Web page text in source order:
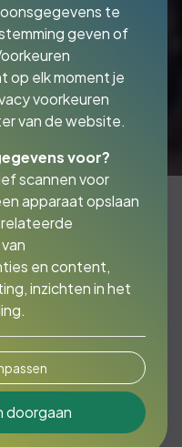
verzekeren!
u verplicht
keuzes hierbij
te
geven of
op elk moment je
voorkeuren
van de website.
voor?
scannen voor
apparaat opslaan
en content,
inzichten in het
doorgaan